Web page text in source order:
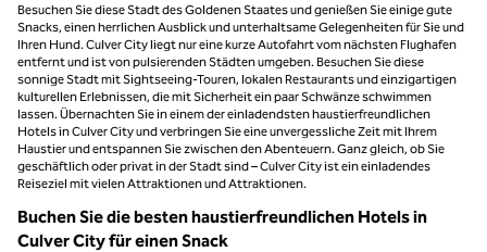
Besuchen Sie diese Stadt des Goldenen Staates und genießen Sie einige gute
Snacks, einen herrlichen Ausblick und unterhaltsame Gelegenheiten für Sie und
Ihren Hund. Culver City liegt nur eine kurze Autofahrt vom nächsten Flughafen
entfernt und ist von pulsierenden Städten umgeben. Besuchen Sie diese
sonnige Stadt mit Sightseeing-Touren, lokalen Restaurants und einzigartigen
kulturellen Erlebnissen, die mit Sicherheit ein paar Schwänze schwimmen
lassen. Übernachten Sie in einem der einladendsten haustierfreundlichen
Hotels in Culver City und verbringen Sie eine unvergessliche Zeit mit Ihrem
Haustier und entspannen Sie zwischen den Abenteuern. Ganz gleich, ob Sie
geschäftlich oder privat in der Stadt sind – Culver City ist ein einladendes
Reiseziel mit vielen Attraktionen und Attraktionen.
Buchen Sie die besten haustierfreundlichen Hotels in
Culver City für einen Snack